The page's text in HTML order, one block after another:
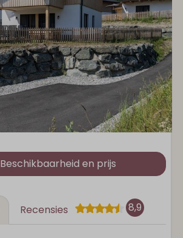
Beschikbaarheid en prijs
Recensies 8,9